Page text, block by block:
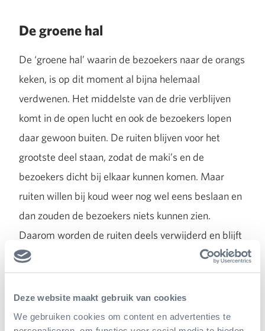
Deze website maakt gebruik van cookies
We gebruiken cookies om content en advertenties te
De groene hal
De ‘groene hal’ waarin de bezoekers naar de orangs
keken, is op dit moment al bijna helemaal
verdwenen. Het middelste van de drie verblijven
komt in de open lucht en ook de bezoekers lopen
daar gewoon buiten. De ruiten blijven voor het
grootste deel staan, zodat de maki’s en de
bezoekers dicht bij elkaar kunnen komen. Maar
ruiten willen bij koud weer nog wel eens beslaan en
dan zouden de bezoekers niets kunnen zien.
Daarom worden de ruiten deels verwijderd en blijft
er een klein stukje watergracht over dat daar ook
erg ondiep wordt. De rest van de gracht wordt
gedempt. Het dak met de kunsstofplaten wordt
daar helemaal verwijderd op een paar van de stalen